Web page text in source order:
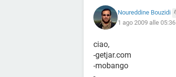
Noureddine Bouzidi
1 ago 2009 alle 05:36
ciao,
-getjar.com
-mobango